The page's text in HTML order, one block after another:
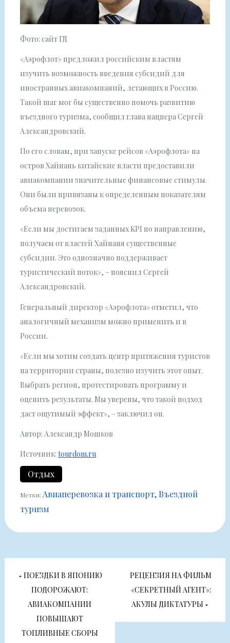
Фото: сайт ГД
«Аэрофлот» предложил российским властям
изучить возможность введения субсидий для
иностранных авиакомпаний, летающих в Россию.
Такой шаг мог бы существенно помочь развитию
въездного туризма, сообщил глава нацпера Сергей
Александровский.
По его словам, при запуске рейсов «Аэрофлота» на
остров Хайнань китайские власти предоставили
авиакомпании значительные финансовые стимулы.
Они были привязаны к определенным показателям
объема перевозок.
«Если мы достигаем заданных KPI по направлению,
получаем от властей Хайнаня существенные
субсидии. Это однозначно поддерживает
туристический поток», – пояснил Сергей
Александровский.
Генеральный директор «Аэрофлота» отметил, что
аналогичный механизм можно применить и в
России.
«Если мы хотим создать центр притяжения туристов
на территории страны, полезно изучить этот опыт.
Выбрать регион, протестировать программу и
оценить результаты. Мы уверены, что такой подход
даст ощутимый эффект», – заключил он.
Автор: Александр Мошков
Источник: tourdom.ru
Отдых
Метки: Авиаперевозка и транспорт Въездной
туризм
Навигация
по
записям
ПОЕЗДКИ В ЯПОНИЮ
ПОДОРОЖАЮТ:
АВИАКОМПАНИИ
ПОВЫШАЮТ
ТОПЛИВНЫЕ СБОРЫ
РЕЦЕНЗИЯ НА ФИЛЬМ
«СЕКРЕТНЫЙ АГЕНТ»:
АКУЛЫ ДИКТАТУРЫ